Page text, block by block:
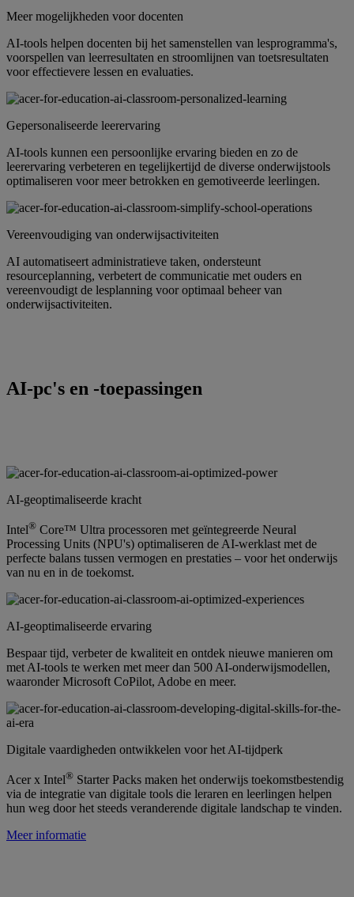
Meer mogelijkheden voor docenten
AI-tools helpen docenten bij het samenstellen van lesprogramma's,
voorspellen van leerresultaten en stroomlijnen van toetsresultaten
voor effectievere lessen en evaluaties.
Gepersonaliseerde leerervaring
AI-tools kunnen een persoonlijke ervaring bieden en zo de
leerervaring verbeteren en tegelijkertijd de diverse onderwijstools
optimaliseren voor meer betrokken en gemotiveerde leerlingen.
Vereenvoudiging van onderwijsactiviteiten
AI automatiseert administratieve taken, ondersteunt
resourceplanning, verbetert de communicatie met ouders en
vereenvoudigt de lesplanning voor optimaal beheer van
onderwijsactiviteiten.
AI-pc's en -toepassingen
AI-geoptimaliseerde kracht
Intel® Core™ Ultra processoren met geïntegreerde Neural
Processing Units (NPU's) optimaliseren de AI-werklast met de
perfecte balans tussen vermogen en prestaties – voor het onderwijs
van nu en in de toekomst.
AI-geoptimaliseerde ervaring
Bespaar tijd, verbeter de kwaliteit en ontdek nieuwe manieren om
met AI-tools te werken met meer dan 500 AI-onderwijsmodellen,
waaronder Microsoft CoPilot, Adobe en meer.
Digitale vaardigheden ontwikkelen voor het AI-tijdperk
Acer x Intel® Starter Packs maken het onderwijs toekomstbestendig
via de integratie van digitale tools die leraren en leerlingen helpen
hun weg door het steeds veranderende digitale landschap te vinden.
Meer informatie